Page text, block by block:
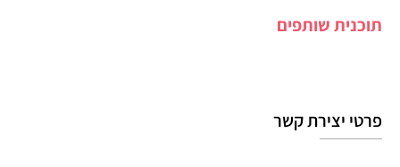
תוכנית שותפים
פרטי יצירת קשר